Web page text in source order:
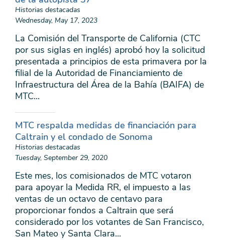
Historias destacadas
Wednesday, May 17, 2023
La Comisión del Transporte de California (CTC
por sus siglas en inglés) aprobó hoy la solicitud
presentada a principios de esta primavera por la
filial de la Autoridad de Financiamiento de
Infraestructura del Área de la Bahía (BAIFA) de
MTC...
MTC respalda medidas de financiación para
Caltrain y el condado de Sonoma
Historias destacadas
Tuesday, September 29, 2020
Este mes, los comisionados de MTC votaron
para apoyar la Medida RR, el impuesto a las
ventas de un octavo de centavo para
proporcionar fondos a Caltrain que será
considerado por los votantes de San Francisco,
San Mateo y Santa Clara...